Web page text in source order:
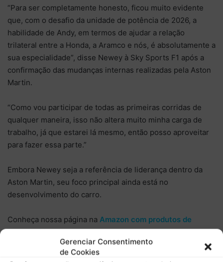
Gerenciar Consentimento
de Cookies
“Para ser completamente honesto, ficou muito evidente
que, com o desafio da unidade de potência de 2026, a
habilidade de Andy, em termos de ajudar a relação
trilateral entre a Honda, a Aramco e nós, é absolutamente a
sua especialidade”, disse Newey à Sky Sports F1 após a
confirmação das mudanças internas realizadas pela Aston
Martin.
“Como vou participar de todas as primeiras corridas de
qualquer maneira, isso não altera muito minha carga de
trabalho, já que estarei lá mesmo, então posso aproveitar
para fazer essa parte.”
Embora Newey seja a referência de liderança dentro da
Aston Martin, seu foco principal ainda está no
desenvolvimento do carro.
Conheça nossa página na Amazon com produtos de
automobilismo!
Boletim do Paddocké um projeto totalmente